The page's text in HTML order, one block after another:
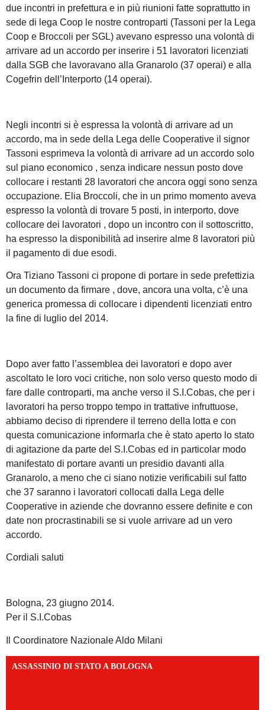
due incontri in prefettura e in più riunioni fatte soprattutto in
sede di lega Coop le nostre controparti (Tassoni per la Lega
Coop e Broccoli per SGL) avevano espresso una volontà di
arrivare ad un accordo per inserire i 51 lavoratori licenziati
dalla SGB che lavoravano alla Granarolo (37 operai) e alla
Cogefrin dell’Interporto (14 operai).
Negli incontri si è espressa la volontà di arrivare ad un
accordo, ma in sede della Lega delle Cooperative il signor
Tassoni esprimeva la volontà di arrivare ad un accordo solo
sul piano economico , senza indicare nessun posto dove
collocare i restanti 28 lavoratori che ancora oggi sono senza
occupazione. Elia Broccoli, che in un primo momento aveva
espresso la volontà di trovare 5 posti, in interporto, dove
collocare dei lavoratori , dopo un incontro con il sottoscritto,
ha espresso la disponibilità ad inserire alme 8 lavoratori più
il pagamento di due esodi.
Ora Tiziano Tassoni ci propone di portare in sede prefettizia
un documento da firmare , dove, ancora una volta, c’è una
generica promessa di collocare i dipendenti licenziati entro
la fine di luglio del 2014.
Dopo aver fatto l’assemblea dei lavoratori e dopo aver
ascoltato le loro voci critiche, non solo verso questo modo di
fare dalle controparti, ma anche verso il S.I.Cobas, che per i
lavoratori ha perso troppo tempo in trattative infruttuose,
abbiamo deciso di riprendere il terreno della lotta e con
questa comunicazione informarla che è stato aperto lo stato
di agitazione da parte del S.I.Cobas ed in particolar modo
manifestato di portare avanti un presidio davanti alla
Granarolo, a meno che ci siano notizie verificabili sul fatto
che 37 saranno i lavoratori collocati dalla Lega delle
Cooperative in aziende che dovranno essere definite e con
date non procrastinabili se si vuole arrivare ad un vero
accordo.
Cordiali saluti
Bologna, 23 giugno 2014.
Per il S.I.Cobas
Il Coordinatore Nazionale Aldo Milani
ASSASSINIO DI STATO A BOLOGNA